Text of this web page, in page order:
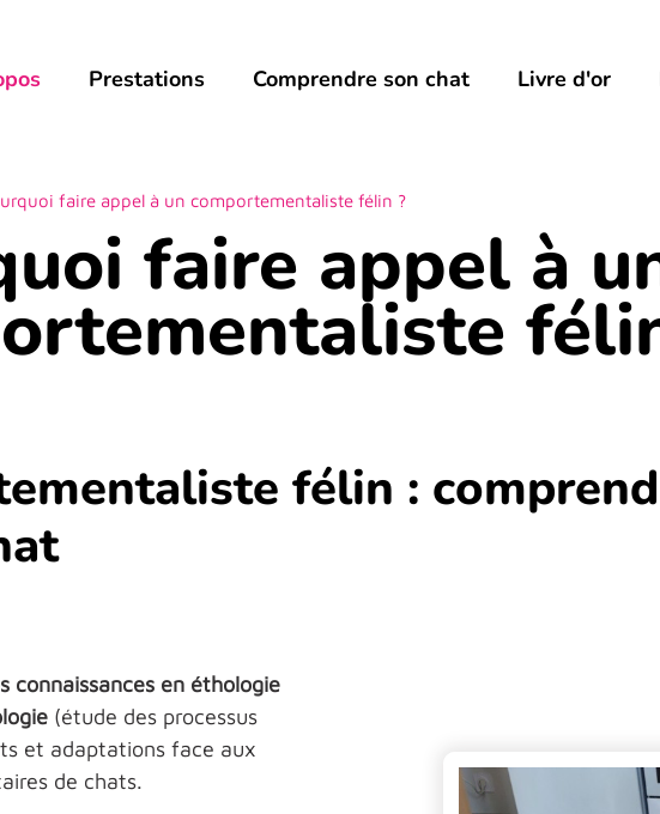
Prestations Comprendre son chat Livre d'or
faire appel à un comportementaliste félin ?
faire appel à
félin :
connaissances en éthologie
(étude des processus
et adaptations face aux
de chats.